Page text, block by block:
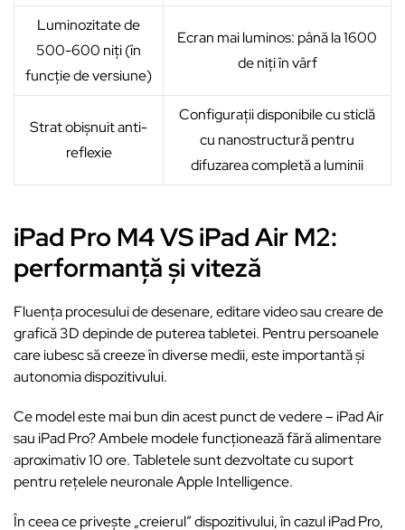
Luminozitate de
500-600 niți (în
funcție de versiune)
Ecran mai luminos: până la 1600
de niți în vârf
Strat obișnuit anti-
reflexie
Configurații disponibile cu sticlă
cu nanostructură pentru
difuzarea completă a luminii
iPad Pro M4 VS iPad Air M2:
performanță și viteză
Fluența procesului de desenare, editare video sau creare de
grafică 3D depinde de puterea tabletei. Pentru persoanele
care iubesc să creeze în diverse medii, este importantă și
autonomia dispozitivului.
Ce model este mai bun din acest punct de vedere – iPad Air
sau iPad Pro? Ambele modele funcționează fără alimentare
aproximativ 10 ore. Tabletele sunt dezvoltate cu suport
pentru rețelele neuronale Apple Intelligence.
În ceea ce privește „creierul” dispozitivului, în cazul iPad Pro,